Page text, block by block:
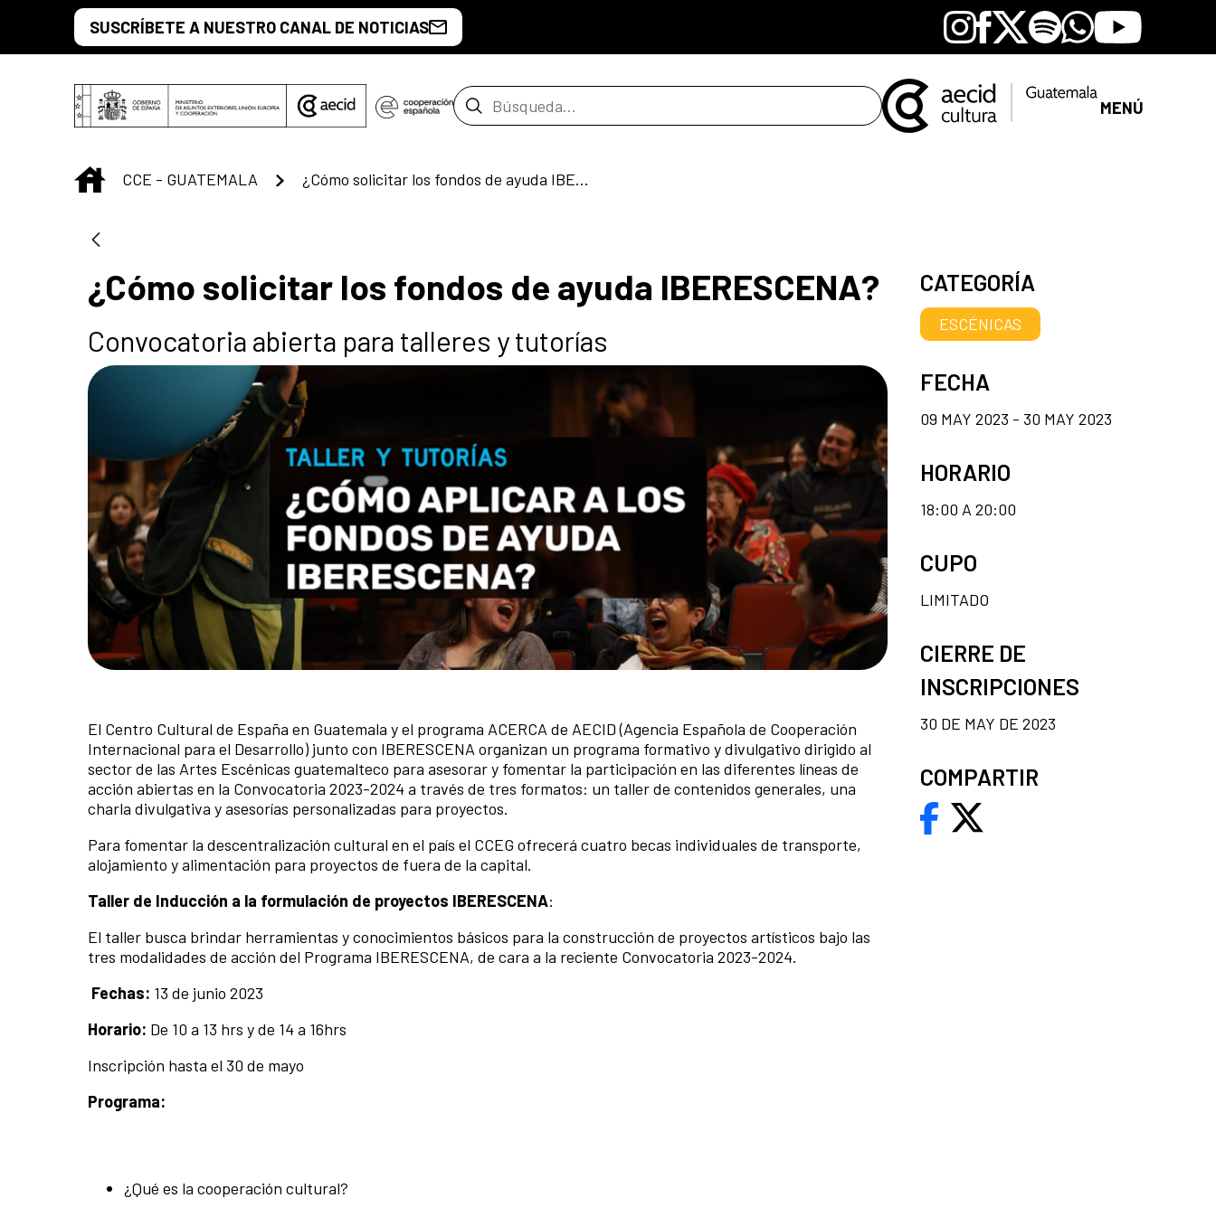
Saltar al contenido principal
SUSCRÍBETE A NUESTRO CANAL DE NOTICIAS Instagram
Facebook
X SpotifyWhatsapp
Youtube
Barra de búsqueda MENÚ
INICIO
CCE - GUATEMALA ¿Cómo solicitar los fondos de ayuda IBERESCENA?
¿Cómo solicitar los fondos de ayuda IBERESCENA?
Convocatoria abierta para talleres y tutorías
El Centro Cultural de España en Guatemala y el programa ACERCA de AECID (Agencia Española de Cooperación
Internacional para el Desarrollo) junto con IBERESCENA organizan un programa formativo y divulgativo dirigido al
sector de las Artes Escénicas guatemalteco para asesorar y fomentar la participación en las diferentes líneas de
acción abiertas en la Convocatoria 2023-2024 a través de tres formatos: un taller de contenidos generales, una
charla divulgativa y asesorías personalizadas para proyectos.
Para fomentar la descentralización cultural en el país el CCEG ofrecerá cuatro becas individuales de transporte,
alojamiento y alimentación para proyectos de fuera de la capital.
Taller de Inducción a la formulación de proyectos IBERESCENA:
El taller busca brindar herramientas y conocimientos básicos para la construcción de proyectos artísticos bajo las
tres modalidades de acción del Programa IBERESCENA, de cara a la reciente Convocatoria 2023-2024.
Fechas: 13 de junio 2023
Horario: De 10 a 13 hrs y de 14 a 16hrs
Inscripción hasta el 30 de mayo
Programa:
¿Qué es la cooperación cultural?
CATEGORÍA
ESCÉNICAS
FECHA
09 MAY 2023 - 30 MAY 2023
HORARIO
18:00 A 20:00
CUPO
LIMITADO
CIERRE DE
INSCRIPCIONES
30 DE MAY DE 2023
COMPARTIR